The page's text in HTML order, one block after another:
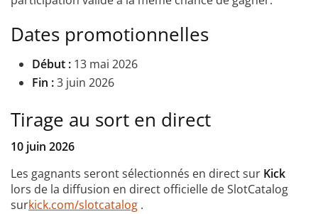
Dates promotionnelles
Début : 13 mai 2026
Fin :3 juin 2026
Tirage au sort en direct
10 juin 2026
Les gagnants seront sélectionnés en direct sur Kick
lors de la diffusion en direct officielle de SlotCatalog
surkick.com/slotcatalog .